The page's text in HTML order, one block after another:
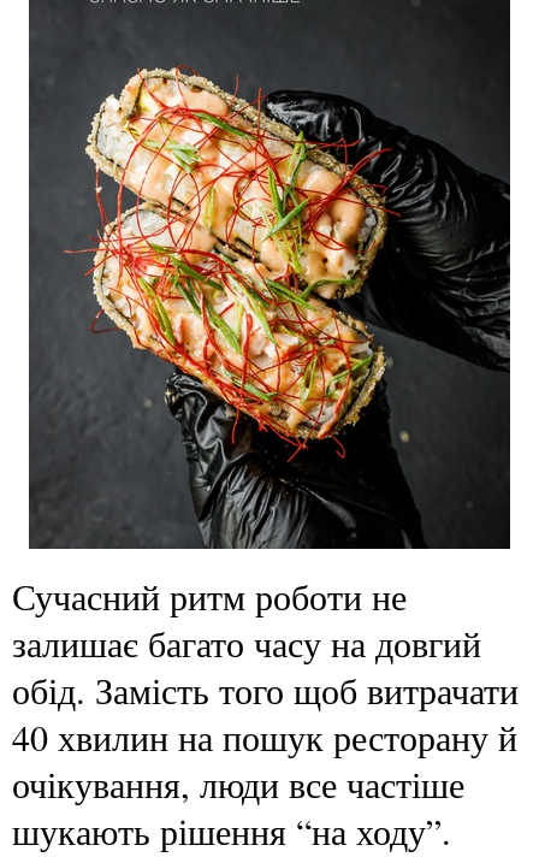
Сучасний ритм роботи не
залишає багато часу на довгий
обід. Замість того щоб витрачати
40 хвилин на пошук ресторану й
очікування, люди все частіше
шукають рішення “на ходу”.